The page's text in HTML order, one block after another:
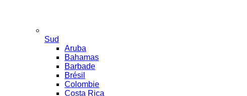
Sud
Aruba
Bahamas
Barbade
Brésil
Colombie
Costa Rica